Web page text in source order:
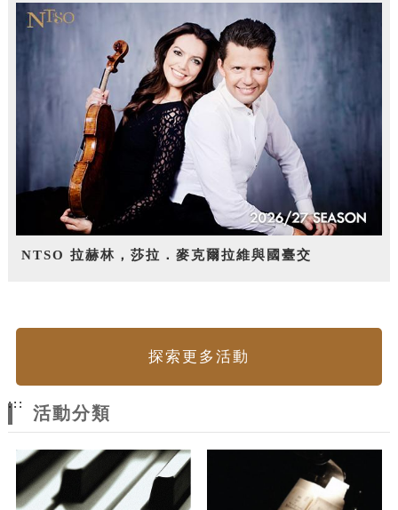
NTSO 拉赫林，莎拉．麥克爾拉維與國臺交
探索更多活動
:::
活動分類